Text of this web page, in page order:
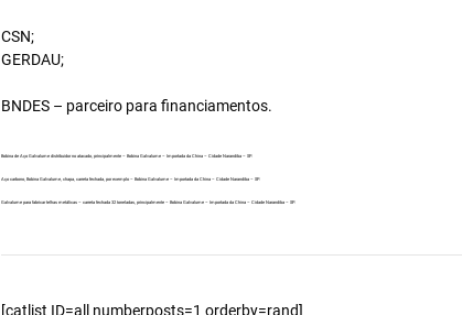
CSN;
GERDAU;
BNDES – parceiro para financiamentos.
Bobina de Aço Galvalume distribuidor no atacado, principalmente – Bobina Galvalume – Importada da China – Cidade Narandiba – SP.
Aço carbono, Bobina Galvalume, chapa, carreta fechada, por exemplo – Bobina Galvalume – Importada da China – Cidade Narandiba – SP.
Galvalume para fabricar telhas metálicas – carreta fechada 32 toneladas, principalmente – Bobina Galvalume – Importada da China – Cidade Narandiba – SP.
[catlist ID=all numberposts=1 orderby=rand]